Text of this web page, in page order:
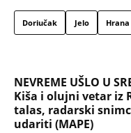
Doriučak Jelo Hrana
NEVREME UŠLO U
Kiša i olujni vetar iz
talas, radarski
udariti (MAPE)